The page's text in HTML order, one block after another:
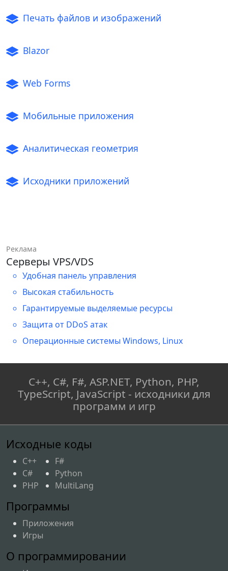
Печать файлов и изображений
Blazor
Web Forms
Мобильные приложения
Аналитическая геометрия
Исходники приложений
Реклама
Серверы VPS/VDS
Удобная панель управления
Высокая стабильность
Гарантируемые выделяемые ресурсы
Защита от DDoS атак
Операционные системы Windows, Linux
C++, C#, F#, ASP.NET, Python, PHP,
TypeScript, JavaScript - исходники для
программ и игр
Исходные коды
C++
C#
PHP
F#
Python
MultiLang
Программы
Приложения
Игры
О программировании